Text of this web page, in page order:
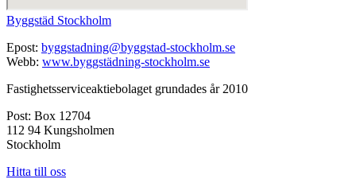
Byggstäd Stockholm
Epost: byggstadning@byggstad-stockholm.se
Webb: www.byggstädning-stockholm.se
Fastighetsserviceaktiebolaget grundades år 2010
Post: Box 12704
112 94 Kungsholmen
Stockholm
Hitta till oss